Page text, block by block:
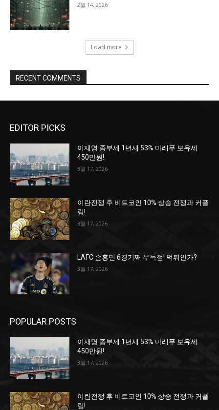
2월 14, 2026
Load more
RECENT COMMENTS
EDITOR PICKS
이재명 종부세 1년새 53% 마래푸 보유세
450만원!
3월 17, 2026
이란전쟁 후 비트코인 10% 상승 전쟁과 커플
링!
3월 17, 2026
LAFC 손흥민 6경기째 무득점! 먹튀인가?
3월 17, 2026
POPULAR POSTS
이재명 종부세 1년새 53% 마래푸 보유세
450만원!
3월 17, 2026
이란전쟁 후 비트코인 10% 상승 전쟁과 커플
링!